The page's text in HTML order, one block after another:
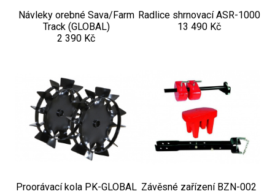
Návleky orebné Sava/Farm
Track (GLOBAL)
2 390 Kč
Radlice shrnovací ASR-1000
13 490 Kč
Proorávací kola PK-GLOBAL Závěsné zařízení BZN-002